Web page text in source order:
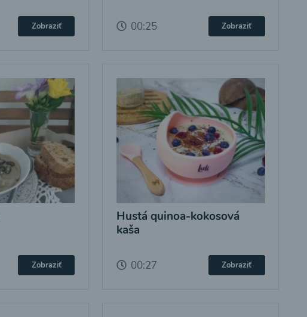
Zobraziť 00:25 Zobraziť
Zobraziť
Hustá quinoa-kokosová
kaša
00:27 Zobraziť